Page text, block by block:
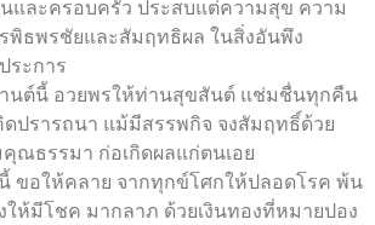
และครอบครัว ประสบแต่ความสุข ความ
พิธพรชัยและสัมฤทธิผล ในสิ่งอันพึง
ระการ
นต์นี้ อวยพรให้ท่านสุขสันต์ แช่มชื่นทุกคืน
ปรารถนา แม้มีสรรพกิจ จงสัมฤทธิ์ด้วย
ณธรรมา ก่อเกิดผลแก่ตนเอย
ขอให้คลาย จากทุกข์โศกให้ปลอดโรค พ้น
ห้มีโชค มากลาภ ด้วยเงินทองที่หมายปอง